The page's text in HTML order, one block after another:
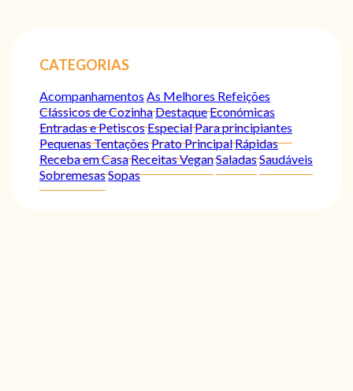
CATEGORIAS
Acompanhamentos As Melhores Refeições
Clássicos de CozinhaDestaqueEconómicas
Entradas e PetiscosEspecialPara principiantes
Pequenas TentaçõesPrato PrincipalRápidas
Receba em CasaReceitas VeganSaladasSaudáveis
SobremesasSopas